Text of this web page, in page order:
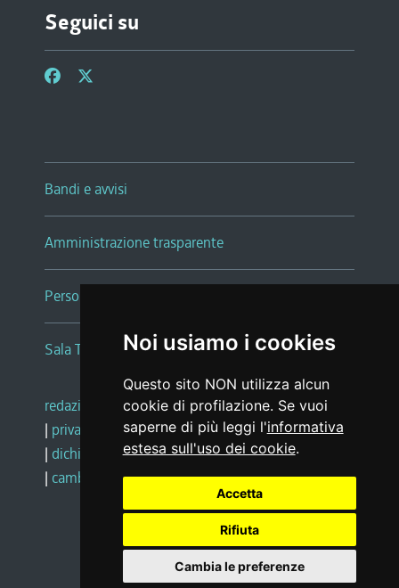
Noi usiamo i cookies
Questo sito NON utilizza alcun
cookie di profilazione. Se vuoi
saperne di più leggi l'informativa
estesa sull'uso dei cookie.
Accetta
Rifiuta
Cambia le preferenze
Seguici su
Bandi e avvisi
Amministrazione trasparente
Persone e Uffici
Sala Tiziano Tessitori
redazione web |note legali |glossario
| privacy
social media policy
| dichiarazione di accessibilità |feedback
| cambio preferenze cookie
Realizzato da